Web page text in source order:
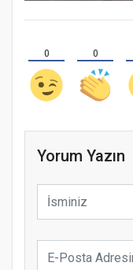
0 0
Yorum Yazın